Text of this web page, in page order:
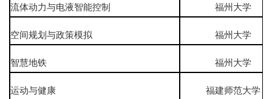
流体动力与电液智能控制 福州大学
空间规划与政策模拟 福州大学
智慧地铁 福州大学
运动与健康 福建师范大学